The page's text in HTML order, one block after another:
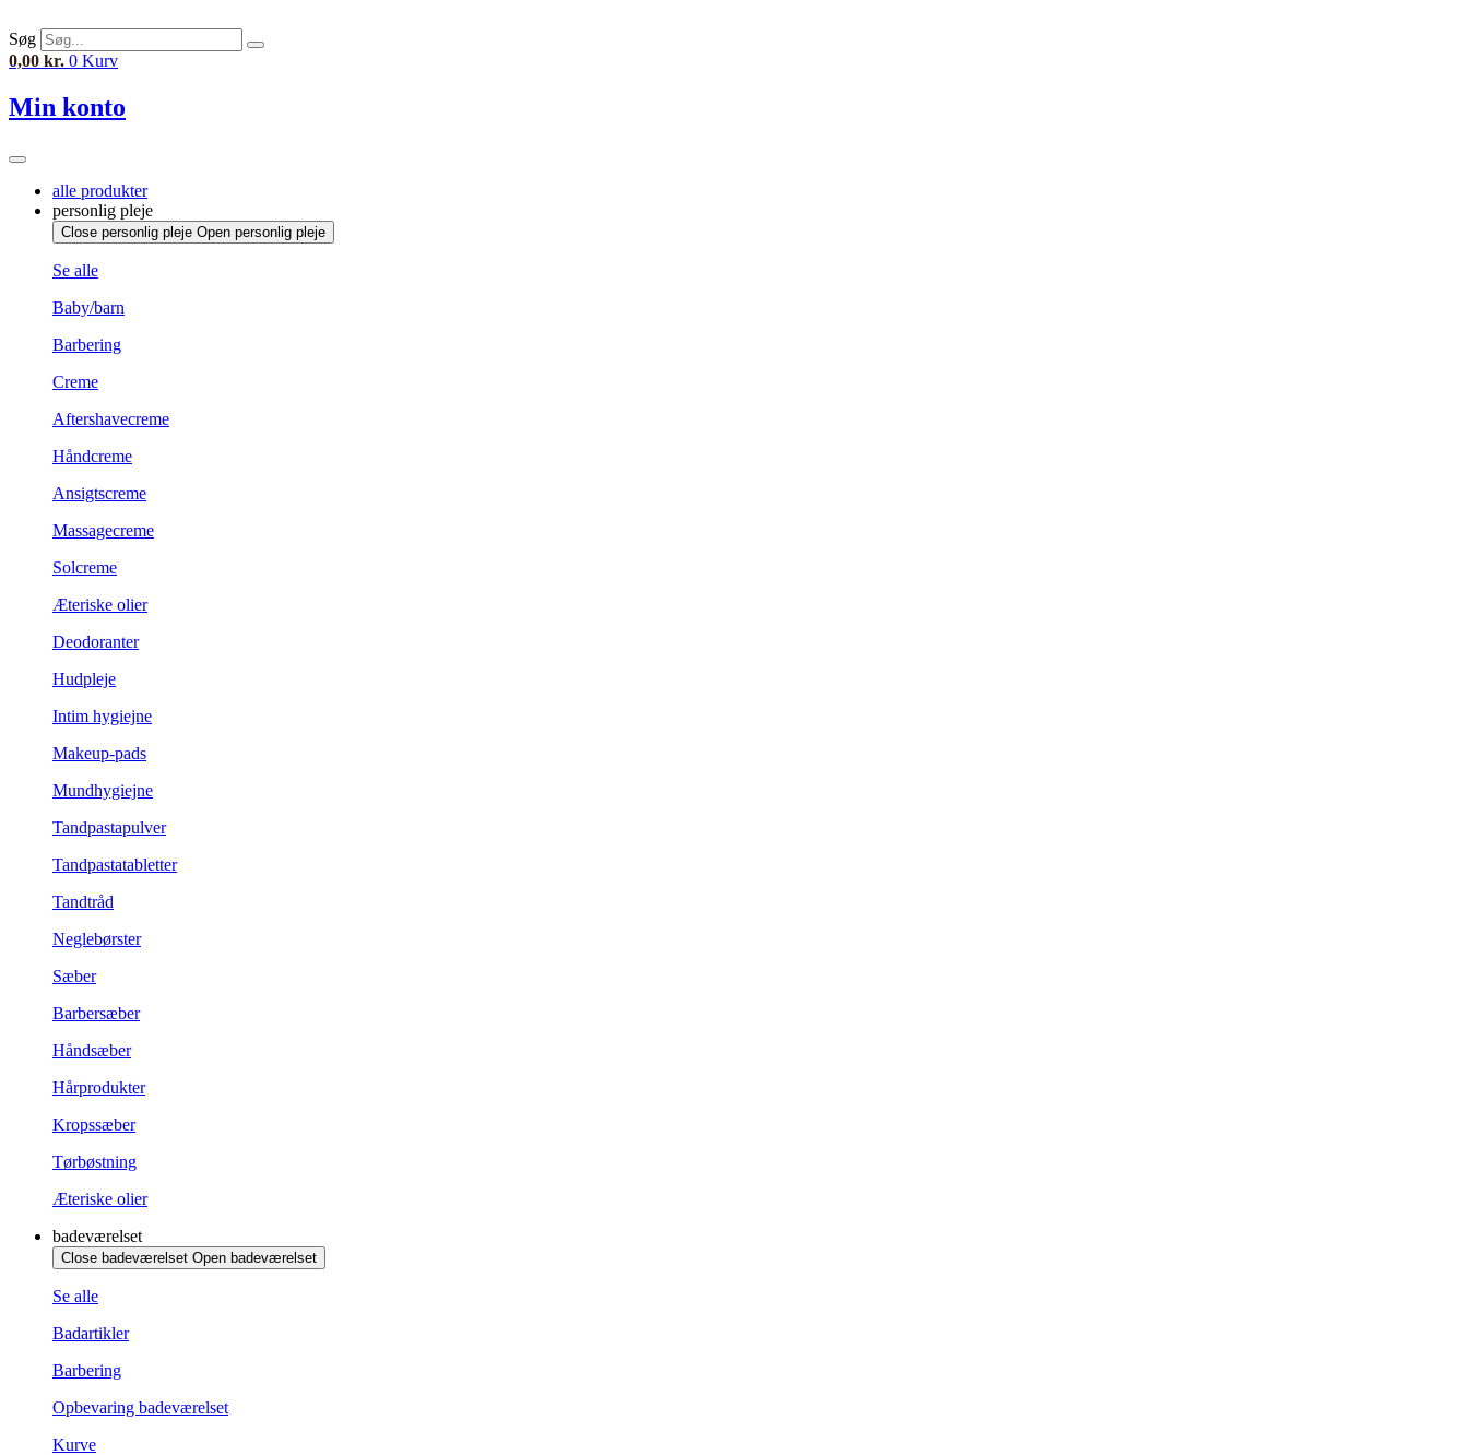
til
indhold
Søg
0,00 kr. 0 Kurv
Min konto
alle produkter
personlig pleje
Close personlig pleje Open personlig pleje
Se alle
Baby/barn
Barbering
Creme
Aftershavecreme
Håndcreme
Ansigtscreme
Massagecreme
Solcreme
Æteriske olier
Deodoranter
Hudpleje
Intim hygiejne
Makeup-pads
Mundhygiejne
Tandpastapulver
Tandpastatabletter
Tandtråd
Neglebørster
Sæber
Barbersæber
Håndsæber
Hårprodukter
Kropssæber
Tørbøstning
Æteriske olier
badeværelset
Close badeværelset Open badeværelset
Se alle
Badartikler
Barbering
Opbevaring badeværelset
Kurve